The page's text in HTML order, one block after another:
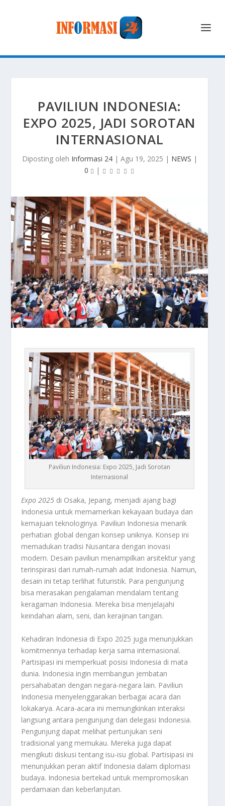
PAVILIUN INDONESIA:
EXPO 2025, JADI SOROTAN
INTERNASIONAL
Diposting oleh Informasi 24| Agu 19, 2025 | NEWS |
0
|
Paviliun Indonesia: Expo 2025, Jadi Sorotan
Internasional
Expo 2025 di Osaka, Jepang, menjadi ajang bagi
Indonesia untuk memamerkan kekayaan budaya dan
kemajuan teknologinya. Paviliun Indonesia menarik
perhatian global dengan konsep uniknya. Konsep ini
memadukan tradisi Nusantara dengan inovasi
modern. Desain paviliun menampilkan arsitektur yang
terinspirasi dari rumah-rumah adat Indonesia. Namun,
desain ini tetap terlihat futuristik. Para pengunjung
bisa merasakan pengalaman mendalam tentang
keragaman Indonesia. Mereka bisa menjelajahi
keindahan alam, seni, dan kerajinan tangan.
Kehadiran Indonesia di Expo 2025 juga menunjukkan
komitmennya terhadap kerja sama internasional.
Partisipasi ini memperkuat posisi Indonesia di mata
dunia. Indonesia ingin membangun jembatan
persahabatan dengan negara-negara lain. Paviliun
Indonesia menyelenggarakan berbagai acara dan
lokakarya. Acara-acara ini memungkinkan interaksi
langsung antara pengunjung dan delegasi Indonesia.
Pengunjung dapat melihat pertunjukan seni
tradisional yang memukau. Mereka juga dapat
mengikuti diskusi tentang isu-isu global. Partisipasi ini
menunjukkan peran aktif Indonesia dalam diplomasi
budaya. Indonesia bertekad untuk mempromosikan
perdamaian dan keberlanjutan.